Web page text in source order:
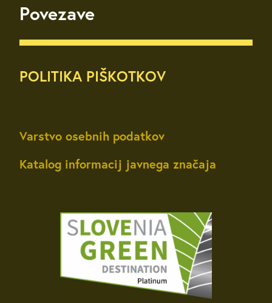
Povezave
POLITIKA PIŠKOTKOV
Varstvo osebnih podatkov
Katalog informacij javnega značaja